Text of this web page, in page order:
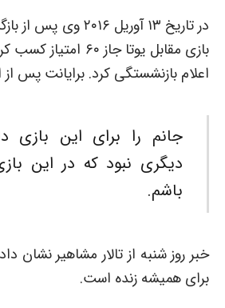
در تاریخ ۱۳ آوریل
بازی مقابل یوتا جاز
اعلام بازنشستگی کرد. برایانت پس
جانم را برای این بازی
دیگری نبود که در این
باشم.
خبر روز شنبه از تالار مشاهیر نشان
برای همیشه زنده است.